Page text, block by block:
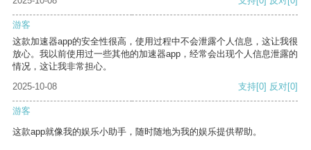
游客
这款加速器app的安全性很高，使用过程中不会泄露个人信息，这让我很
放心。我以前使用过一些其他的加速器app，经常会出现个人信息泄露的
情况，这让我非常担心。
2025-10-08
支持[0] 反对[0]
游客
这款app就像我的娱乐小助手，随时随地为我的娱乐提供帮助。